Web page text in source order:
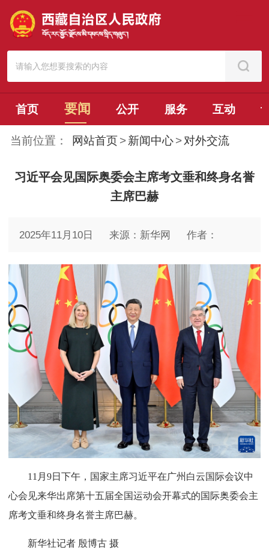
首页 要闻 公开 服务 互动
当前位置： 网站首页 > 新闻中心 > 对外交流
习近平会见国际奥委会主席考文垂和终身名誉
主席巴赫
2025年11月10日 来源：新华网 作者：
11月9日下午，国家主席习近平在广州白云国际会议中
心会见来华出席第十五届全国运动会开幕式的国际奥委会主
席考文垂和终身名誉主席巴赫。
新华社记者 殷博古 摄